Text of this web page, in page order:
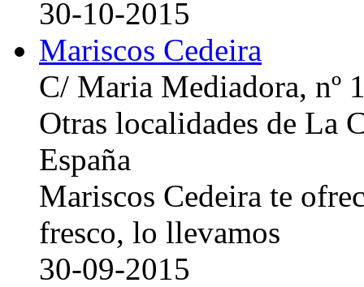
30-10-2015
Mariscos Cedeira
C/ Maria Mediadora, nº
Otras localidades de La
España
Mariscos Cedeira te
fresco, lo llevamos
30-09-2015